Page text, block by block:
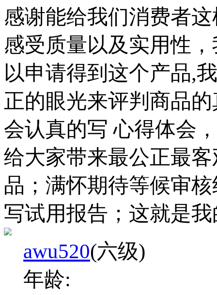
感谢能给我们消费者
感受质量以及实用性
以申请得到这个产品,
正的眼光来评判商品
会认真的写 心得体会
给大家带来最公正最
品；满怀期待等候审
写试用报告；这就是
awu520(六级)
年龄: